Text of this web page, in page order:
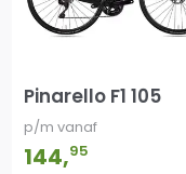
Pinarello F1 105
p/m vanaf
144,95